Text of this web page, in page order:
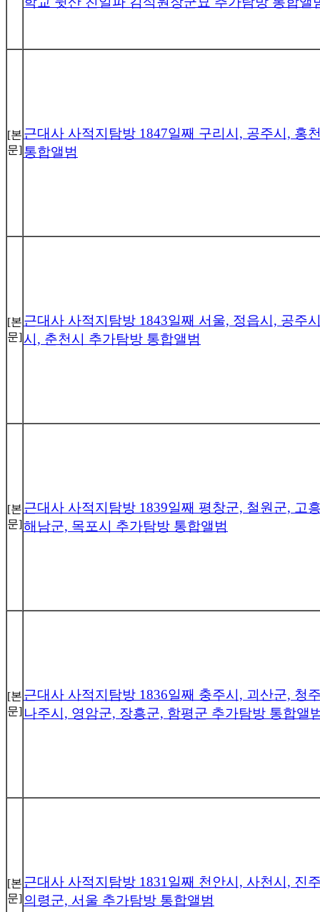
[본
문]
근대사 사적지탐방 1847일째 구리시, 공주시, 홍
통합앨범
[본
문]
근대사 사적지탐방 1843일째 서울, 정읍시, 공주
시, 춘천시 추가탐방 통합앨범
[본
문]
근대사 사적지탐방 1839일째 평창군, 철원군, 고
해남군, 목포시 추가탐방 통합앨범
[본
문]
근대사 사적지탐방 1836일째 충주시, 괴산군, 청
나주시, 영암군, 장흥군, 함평군 추가탐방 통합앨
[본
문]
근대사 사적지탐방 1831일째 천안시, 사천시, 진
의령군, 서울 추가탐방 통합앨범